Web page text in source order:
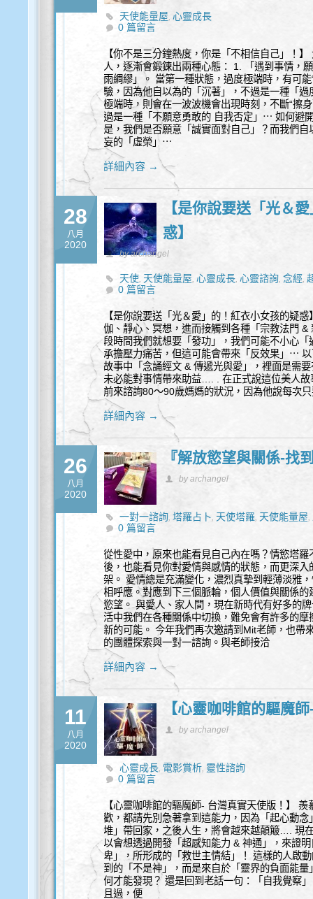
天使能量屋,心靈成長
0 篇留言
【你不是三分鐘熱度，你是「不相信自己」！
人，逐漸會鍛鍊出兩種心態： 1. 「遇到事情，
雨綢繆」。 當第一種狀態，過度極端時，有可
驗，因為他自以為的「沉著」，不過是一種「
極端時，則會在一波波機會出現時刻，不斷“擦
過是一種「不願意勇敢的 自我否定」⋯ 如何避
是，我們是否願意「誠實面對自己」？而我們
妄的「虛榮」⋯
詳細內容 →
28
八月
2020
【是你說要送「光＆
惑】
by archangel
天使, 天使能量屋,心靈成長,心靈諮詢,念經,
0 篇留言
【是你說要送「光＆愛」的！紅衣小女孩的疑
伽、靜心、冥想，進而接觸到各種「宗教法門
段時間我們就想要「發功」，我們可能不小心
承擔壓力痛苦，但這可能會帶來「反效果」⋯
故事中「念誦經文 & 傳遞光與愛」，裡面是需
未必能對事情帶來助益…. . 在正式說這位美人
前來諮詢80～90歲媽媽的狀況，因為他說每次
詳細內容 →
26
八月
2020
『解放慾望與關係-找
by archangel
一對一諮詢,塔羅占卜, 天使塔羅, 天使能量屋,
0 篇留言
從性愛中，原來也能看見自己內在嗎？情慾塔
後，也能看見你對愛情與感情的狀態，而更深
架。 愛情總是充滿變化，濃烈真摯到輕薄淡雅
相呼應。對應到下三個脈輪，個人價值與關係
慾望。 與愛人、家人間，現在新時代有好多的
活中我們在各種關係中切換，難免會有許多的
新的可能。 今年我們再次邀請到Mit老師，也帶
的團體探索與一對一諮詢。與老師接洽
詳細內容 →
11
八月
2020
【心靈咖啡館的驅魔
by archangel
心靈成長, 電影賞析, 靈性諮詢
0 篇留言
【心靈咖啡館的驅魔師- 台灣真實天使版！】
歡，都請先別急著拿到這能力，因為「起心動
堆」帶回家，之後人生，將會越來越顛簸…. 現
以會想透過開發「超感知能力 & 神通」，來證
卑」，所形成的「救世主情結」！ 這樣的人啟
到的「不是神」，而是來自於「靈界的負面能
何才能發現？ 還是回到老話一句：「自我覺察
且過，便